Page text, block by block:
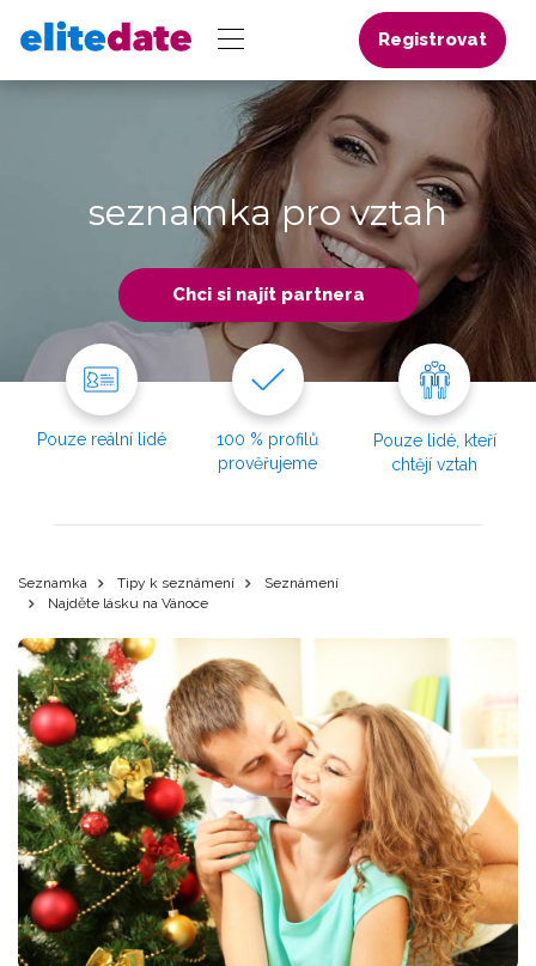
Registrovat
seznamka pro vztah
Chci si najít partnera
Pouze reální lidé
100 % profilů
prověřujeme
Pouze lidé, kteří
chtějí vztah
Seznamka Tipy k seznámení
Seznámení
Najděte lásku na Vánoce